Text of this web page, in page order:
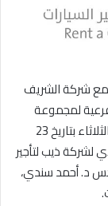
مع شركة الشريف
لمجموعة
الشريف القابضة. وأقيم حفل توقيع الاتفاقية يوم الثلاثاء بتاريخ 23
لشركة ذيب لتأجير
د. أحمد سندي،